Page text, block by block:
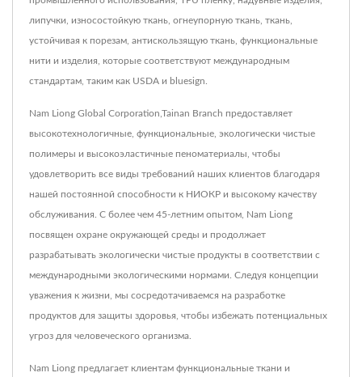
липучки, износостойкую ткань, огнеупорную ткань, ткань,
устойчивая к порезам, антискользящую ткань, функциональные
нити и изделия, которые соответствуют международным
стандартам, таким как USDA и bluesign.
Nam Liong Global Corporation,Tainan Branch предоставляет
высокотехнологичные, функциональные, экологически чистые
полимеры и высокоэластичные пеноматериалы, чтобы
удовлетворить все виды требований наших клиентов благодаря
нашей постоянной способности к НИОКР и высокому качеству
обслуживания. С более чем 45-летним опытом, Nam Liong
посвящен охране окружающей среды и продолжает
разрабатывать экологически чистые продукты в соответствии с
международными экологическими нормами. Следуя концепции
уважения к жизни, мы сосредотачиваемся на разработке
продуктов для защиты здоровья, чтобы избежать потенциальных
угроз для человеческого организма.
Nam Liong предлагает клиентам функциональные ткани и